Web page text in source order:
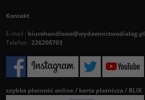
Kontakt
E-mail : biurohandlowe@wydawnictwodialog.pl
Telefon : 226208703
szybka płatność online / karta płatnicza / BLIK